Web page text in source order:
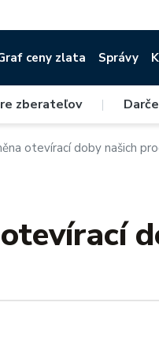
ceny zlata Správy
zberateľov |
otevírací doby našich